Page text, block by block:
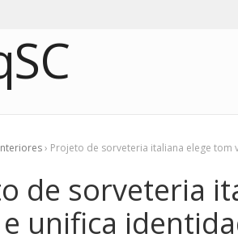
› Projeto de sorveteria italiana elege tom
de sorveteria
unifica